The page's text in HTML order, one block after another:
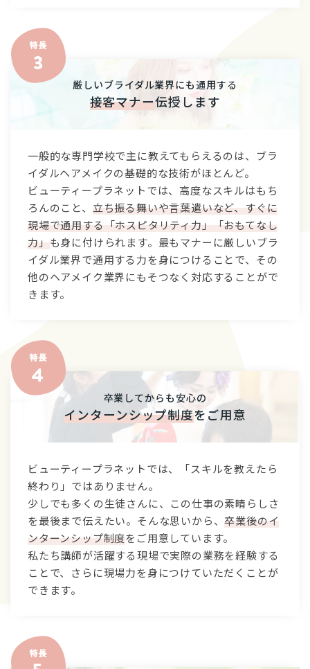
厳しいブライダル業界にも通用する
接客マナー伝授します
一般的な専門学校で主に教えてもらえるのは、ブラ
イダルヘアメイクの基礎的な技術がほとんど。
ビューティープラネットでは、高度なスキルはもち
ろんのこと、 立ち振る舞いや言葉遣いなど、すぐに
現場で通用する「ホスピタリティ力」「おもてなし
力」 も身に付けられます。最もマナーに厳しいブラ
イダル業界で通用する力を身につけることで、その
他のヘアメイク業界にもそつなく対応することがで
きます。
卒業してからも安心の
インターンシップ制度をご用意
ビューティープラネットでは、「スキルを教えたら
終わり」ではありません。
少しでも多くの生徒さんに、この仕事の素晴らしさ
を最後まで伝えたい。そんな思いから、卒業後のイ
ンターンシップ制度をご用意しています。
私たち講師が活躍する現場で実際の業務を経験する
ことで、さらに現場力を身につけていただくことが
できます。